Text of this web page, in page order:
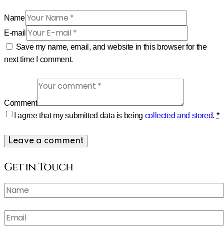
Name
E-mail
Save my name, email, and website in this browser for the
next time I comment.
Comment
I agree that my submitted data is being collected and stored. *
Get in Touch